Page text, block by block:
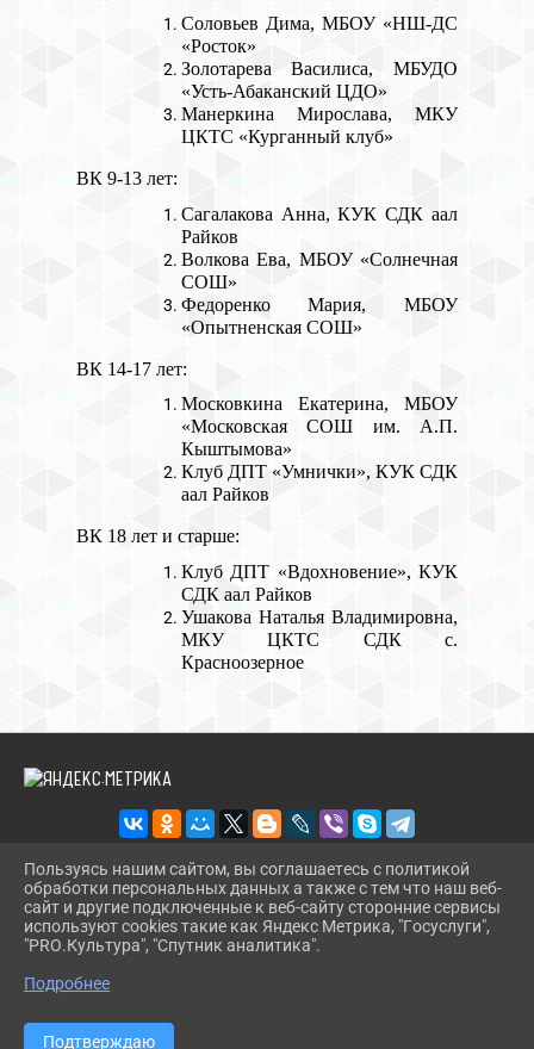
Соловьев Дима, МБОУ «НШ-ДС
«Росток»
Золотарева Василиса, МБУДО
«Усть-Абаканский ЦДО»
Манеркина Мирослава, МКУ
ЦКТС «Курганный клуб»
ВК 9-13 лет:
Сагалакова Анна, КУК СДК аал
Райков
Волкова Ева, МБОУ «Солнечная
СОШ»
Федоренко Мария, МБОУ
«Опытненская СОШ»
ВК 14-17 лет:
Московкина Екатерина, МБОУ
«Московская СОШ им. А.П.
Кыштымова»
Клуб ДПТ «Умнички», КУК СДК
аал Райков
ВК 18 лет и старше:
Клуб ДПТ «Вдохновение», КУК
СДК аал Райков
Ушакова Наталья Владимировна,
МКУ ЦКТС СДК с.
Красноозерное
2026 Г. RDKDRUJBA.RU
ВХОД
КАРТА САЙТА
СДЕЛАНО НА KUBCMS
РАЗРАБОТКА И ПОДДЕРЖКА
Пользуясь нашим сайтом, вы соглашаетесь с политикой
обработки персональных данных а также с тем что наш веб-
сайт и другие подключенные к веб-сайту сторонние сервисы
используют cookies такие как Яндекс Метрика, "Госуслуги",
"PRO.Культура", "Спутник аналитика".
Подробнее
Подтверждаю